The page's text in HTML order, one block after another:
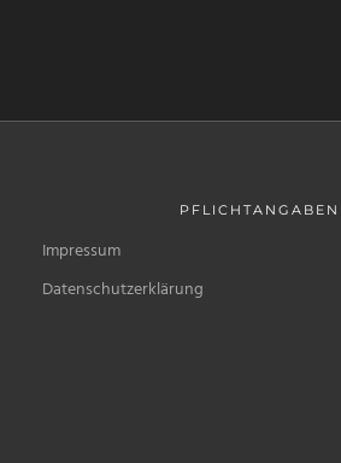
PFLICHTANGABEN
Impressum
Datenschutzerklärung